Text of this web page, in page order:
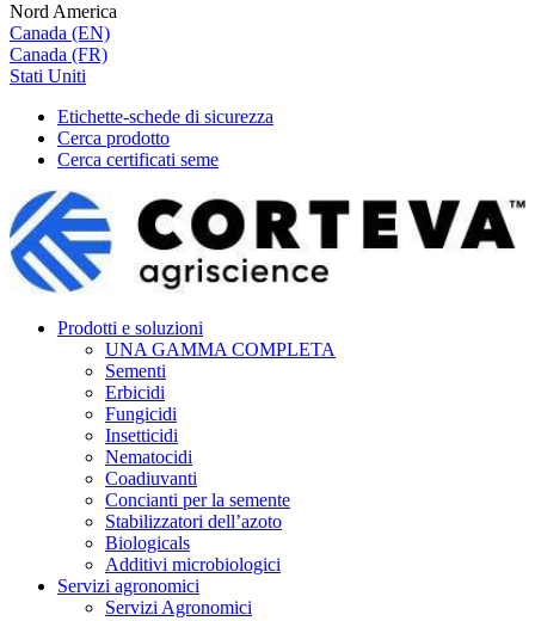
Nord America
Canada (EN)
Canada (FR)
Stati Uniti
Etichette-schede di sicurezza
Cerca prodotto
Cerca certificati seme
Prodotti e soluzioni
UNA GAMMA COMPLETA
Sementi
Erbicidi
Fungicidi
Insetticidi
Nematocidi
Coadiuvanti
Concianti per la semente
Stabilizzatori dell’azoto
Biologicals
Additivi microbiologici
Servizi agronomici
Servizi Agronomici